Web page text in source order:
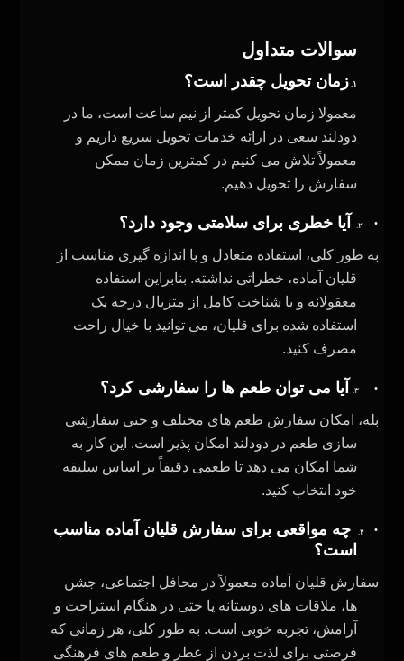
سوالات متداول
۱. ز مان تحویل چقدر است؟
معمولا زمان تحویل کمتر از نیم ساعت است، ما در
دودلند سعی در ارائه خدمات تحویل سریع داریم و
معمولاً تلاش می کنیم در کمترین زمان ممکن
سفارش را تحویل دهیم.
· ۲. آیا خطری برای سلامتی وجود دارد؟
به طور کلی، استفاده متعادل و با اندازه‌ گیری مناسب از
قلیان آماده، خطراتی نداشته. بنابراین استفاده
معقولانه و با شناخت کامل از متریال درجه یک
استفاده شده برای قلیان، می توانید با خیال راحت
مصرف کنید.
· ۳. آیا می‌ توان طعم‌ ها را سفارشی کرد؟
بله، امکان سفارش طعم‌ های مختلف و حتی سفارشی‌
سازی طعم در دودلند امکان پذیر است. این کار به
شما امکان می‌ دهد تا طعمی دقیقاً بر اساس سلیقه
خود انتخاب کنید.
· ۴.
چه مواقعی برای سفارش قلیان آماده مناسب
است؟
سفارش قلیان آماده معمولاً در محافل اجتماعی، جشن‌
ها، ملاقات‌ های دوستانه یا حتی در هنگام استراحت و
آرامش، تجربه خوبی است. به طور کلی، هر زمانی که
فرصتی برای لذت بردن از عطر و طعم‌ های فرهنگی